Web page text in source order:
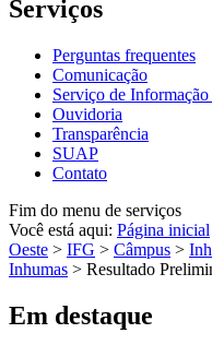
Serviços
Perguntas frequentes
Comunicação
Serviço de
Ouvidoria
Transparência
SUAP
Contato
Fim do menu de serviços
Você está aqui: Página inicial
Oeste > IFG > Câmpus >
Inhumas > Resultado
Em destaque